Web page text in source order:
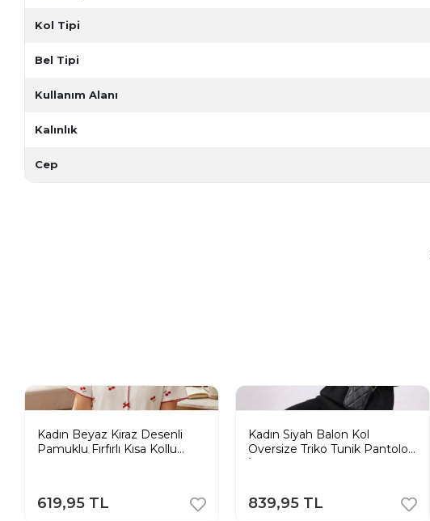
Kol Tipi
Bel Tipi
Kullanım Alanı
Kalınlık
Cep
Kadın Beyaz Kiraz Desenli
Pamuklu Fırfırlı Kısa Kollu
619,95 TL
Kadın Siyah Balon Kol
Oversize Triko Tunik Pantolon
İkili Takım
839,95 TL